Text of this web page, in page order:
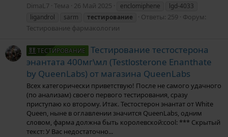
DimaL7 Тема 26 Май 2025 enclomiphene
lgd-4033
ligandrol
sarm тестирование Ответы: 259
Форум:
Тестирование фармакологии
ТЕСТИРОВАНИЕ
Тестирование тестостерона
энантата 400мг\мл (Testlosterone Enanthate
by QueenLabs) от магазина QueenLabs
Всех категорически приветствую! После не самого удачного
(по анализам) своего первого тестирования, сразу
приступаю ко второму. Итак. Тестостерон энантат от White
Queen, ныне в оглавлении значится QueenLabs, одним
словом, фарма должна быть королевской:cool: *** Скрытый
текст: У Вас недостаточно...